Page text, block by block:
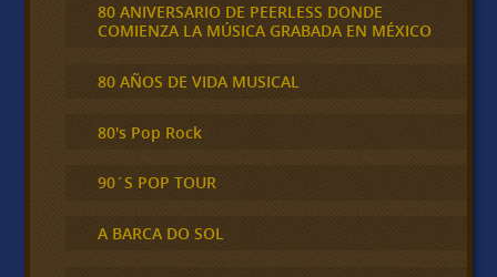
80 ANIVERSARIO DE PEERLESS DONDE
COMIENZA LA MÚSICA GRABADA EN MÉXICO
80 AÑOS DE VIDA MUSICAL
80's Pop Rock
90´S POP TOUR
A BARCA DO SOL